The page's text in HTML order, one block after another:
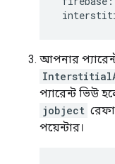
আপনার
প্যারেন্ট ভিউ
jobject
পয়েন্টার।